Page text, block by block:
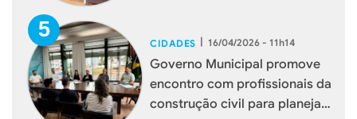
CIDADES | 16/04/2026 - 11h14
Governo Municipal promove
encontro com profissionais da
construção civil para planejar